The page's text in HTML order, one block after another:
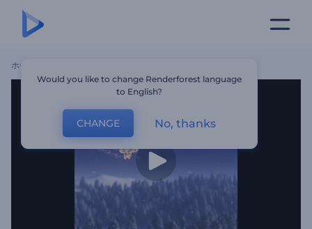
ホーム
Would you like to change Renderforest language
to English?
CHANGE No, thanks